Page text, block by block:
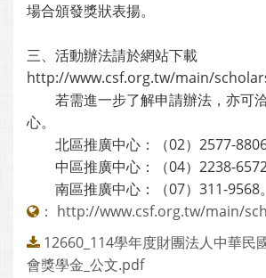
場合頒發獎狀表揚。
三、活動辦法請於網站下載
http://www.csf.org.tw/main/
若需進一步了解申請辦法，亦可
心。
北區推廣中心：（02）2577-8806
中區推廣中心：（04）2238-6572
南區推廣中心：（07）311-9568。
： http://www.csf.org.tw/main/
12660_114學年度財團法人中華民
會獎學金_公文.pdf